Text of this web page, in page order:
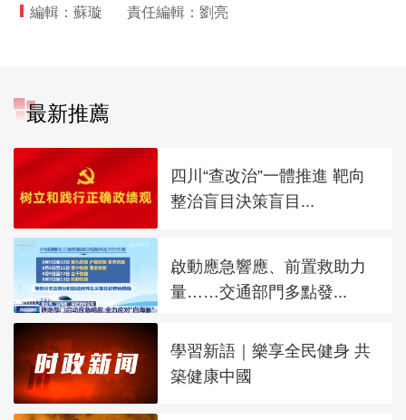
編輯：蘇璇 責任編輯：劉亮
最新推薦
四川“查改治”一體推進 靶向
整治盲目決策盲目...
啟動應急響應、前置救助力
量……交通部門多點發...
學習新語｜樂享全民健身 共
築健康中國